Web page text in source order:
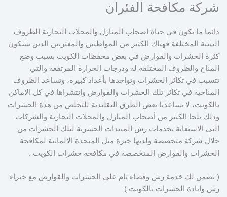
شركة مكافحة الفئران
دائما ما يكون في حياة اصحاب المنازل والمحلات التجارية الظروف
البيئية المختلفة فهناك الكثير من المواطنين والمغتربين الذين يشكون
كثرة الحشرات والقوارض في بعض محفظات الكويت بسبب وضع
المناح والظروف المختلفة له ودرجات الحرارة المرتفعة والتي
تتسبب في تكاثر الحشرات وتواجدها بأعداد كبيرة، وتساعد الظروف
المناخية في تكاثر تلك الحشرات والقوارض وإنتشراها في كل الاماكن
بالكويت، لا تساعدنا بعض الطرق التقليدية للتخلص من هذة الحشرات
وذلك يلجا الكثير من أصحاب المنازل والمحلات التجارية والشركات
التي الاستعانة بخدمات رش المبيدات الحشرية لتلك الحشرات من
خلال شركة متخصصة ولديها خبرة مثل المتحدة الالمانية لمكافحة
الحشرات والقوارض المتخصصة في مكافحة حشرات الكويت .
( نضمن لك خدمة رش وقضاء تام علي الحشرات والقوارض مع خبراء
رش وابادة الحشرات بالكويت )